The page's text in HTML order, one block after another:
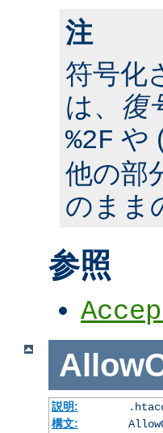
注
符号化
は、 復
%2F や
他の部
のまま
参照
説明:
構文: